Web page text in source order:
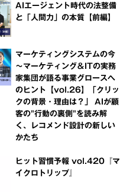
AIエージェント時代の法整備
と「人間力」の本質【前編】
マーケティングシステムの今
～マーケティング＆ITの実務
家集団が語る事業グロースへ
のヒント【vol.26】「クリッ
クの背景・理由は？」 AIが顧
客の"行動の裏側"を読み解
く、レコメンド設計の新しい
かたち
ヒット習慣予報 vol.420『マ
イクロトリップ』